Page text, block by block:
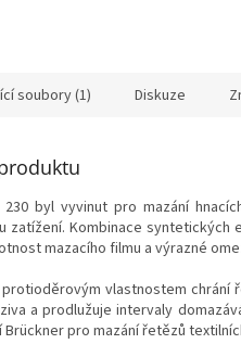
soubory (1) Diskuze
230 byl vyvinut pro mazání
zatížení. Kombinace
mazacího filmu a výrazné
protioděrovým vlastnostem
a prodlužuje intervaly
pro mazání řetězů